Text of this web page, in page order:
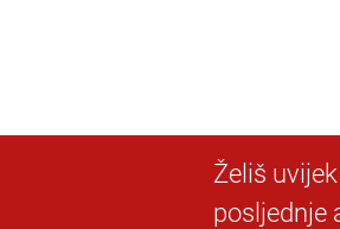
Želiš
posljednje